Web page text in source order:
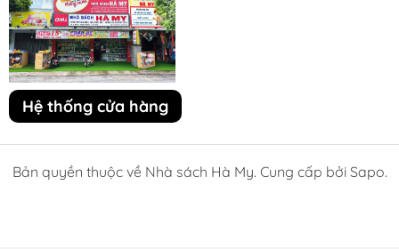
Hệ thống cửa hàng
Bản quyền thuộc về Nhà sách Hà My. Cung cấp bởi Sapo.